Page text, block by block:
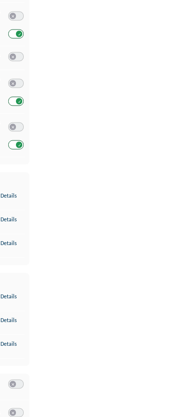
zu Messung der Werbeleistung
zu Messung der Performance von Inhalten
zu Analyse von Zielgruppen durch Statistiken oder Kombinationen von
zu Entwicklung und Verbesserung der Angebote
Details
Details
Details
Details
Details
Details
zu Google Analytics